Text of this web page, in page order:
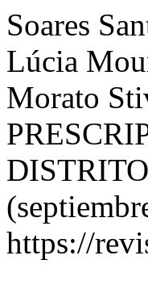
Soares
Lúcia
Morato
https://